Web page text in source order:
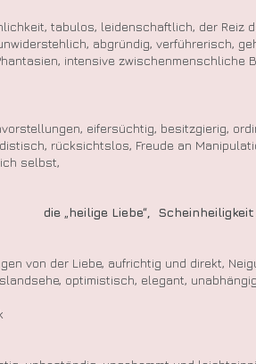
tabulos, leidenschaftlich, der Reiz
abgründig, verführerisch,
intensive
eifersüchtig, besitzgierig,
rücksichtslos, Freude an
selbst,
die „heilige Liebe“, Scheinheiligkeit
von der Liebe, aufrichtig und direkt,
optimistisch, elegant,